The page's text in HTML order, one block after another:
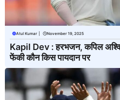
Atul Kumar November 19, 2025
Kapil Dev : हरभजन, कपिल
फेंकी कौन किस पायदान पर